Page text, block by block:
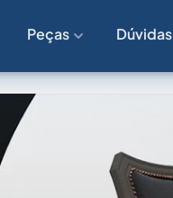
Peças Dúvidas